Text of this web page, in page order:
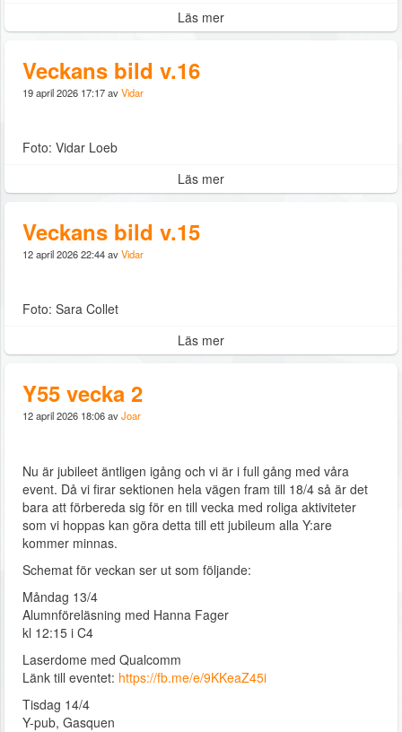
Läs mer
Veckans bild v.16
19 april 2026 17:17 avVidar
Foto: Vidar Loeb
Läs mer
Veckans bild v.15
12 april 2026 22:44 avVidar
Foto: Sara Collet
Läs mer
Y55 vecka 2
12 april 2026 18:06 avJoar
Nu är jubileet äntligen igång och vi är i full gång med våra
event. Då vi firar sektionen hela vägen fram till 18/4 så är det
bara att förbereda sig för en till vecka med roliga aktiviteter
som vi hoppas kan göra detta till ett jubileum alla Y:are
kommer minnas.
Schemat för veckan ser ut som följande:
Måndag 13/4
Alumnföreläsning med Hanna Fager
kl 12:15 i C4
Laserdome med Qualcomm
Länk till eventet: https://fb.me/e/9KKeaZ45i
Tisdag 14/4
Y-pub, Gasquen